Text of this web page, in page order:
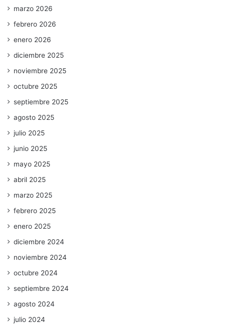
marzo 2026
febrero 2026
enero 2026
diciembre 2025
noviembre 2025
octubre 2025
septiembre 2025
agosto 2025
julio 2025
junio 2025
mayo 2025
abril 2025
marzo 2025
febrero 2025
enero 2025
diciembre 2024
noviembre 2024
octubre 2024
septiembre 2024
agosto 2024
julio 2024